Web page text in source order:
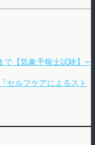
で【気象予報士試験】~
セルフケアによるスト